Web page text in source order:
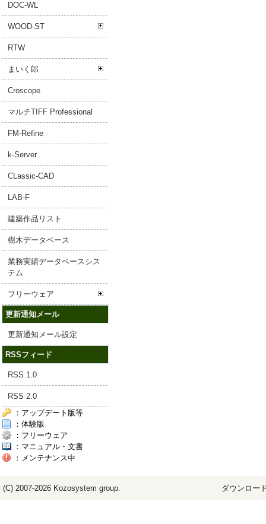
DOC-WL
WOOD-ST
RTW
まいく郎
Croscope
マルチTIFF Professional
FM-Refine
k-Server
CLassic-CAD
LAB-F
建築作品リスト
樹木データベース
業務実績データベースシス
テム
フリーウェア
更新通知メール
更新通知メール設定
RSSフィード
RSS 1.0
RSS 2.0
：アップデート版等
：体験版
：フリーウェア
：マニュアル・文書
：メンテナンス中
(C) 2007-2026 Kozosystem group. ダウンロー